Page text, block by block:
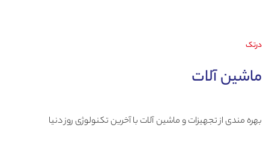
درتک
ماشین آلات
بهره مندی از تجهیزات و ماشین آلات با آخرین تکنولوژی روز دنیا